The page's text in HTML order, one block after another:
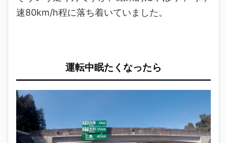
速80km/h程に落ち着いていました。
運転中眠たくなったら